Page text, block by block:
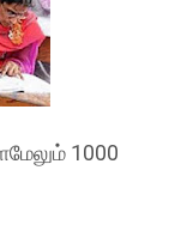
1000